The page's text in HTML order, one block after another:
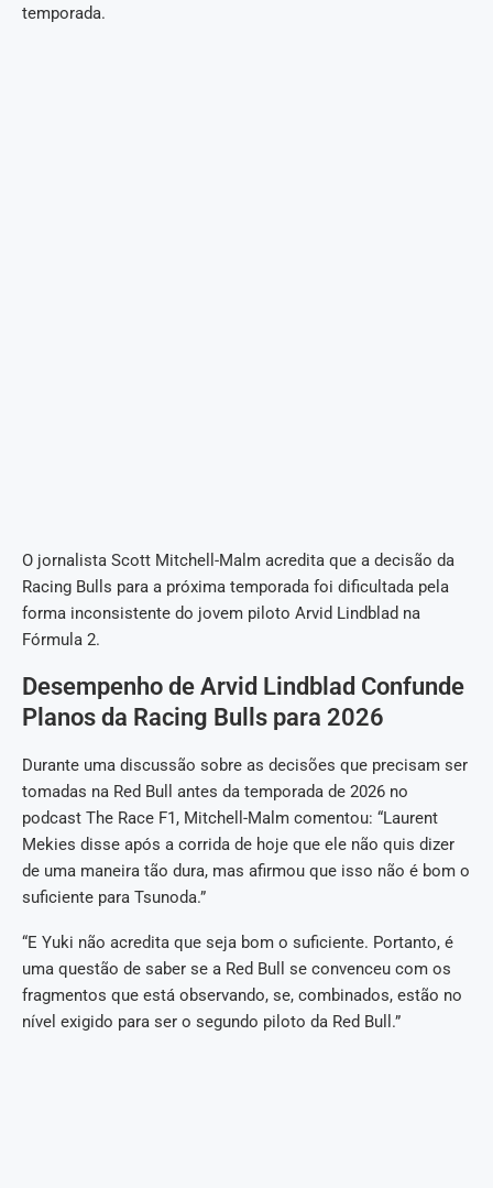
temporada.
O jornalista Scott Mitchell-Malm acredita que a decisão da
Racing Bulls para a próxima temporada foi dificultada pela
forma inconsistente do jovem piloto Arvid Lindblad na
Fórmula 2.
Desempenho de Arvid Lindblad Confunde
Planos da Racing Bulls para 2026
Durante uma discussão sobre as decisões que precisam ser
tomadas na Red Bull antes da temporada de 2026 no
podcast The Race F1, Mitchell-Malm comentou: “Laurent
Mekies disse após a corrida de hoje que ele não quis dizer
de uma maneira tão dura, mas afirmou que isso não é bom o
suficiente para Tsunoda.”
“E Yuki não acredita que seja bom o suficiente. Portanto, é
uma questão de saber se a Red Bull se convenceu com os
fragmentos que está observando, se, combinados, estão no
nível exigido para ser o segundo piloto da Red Bull.”